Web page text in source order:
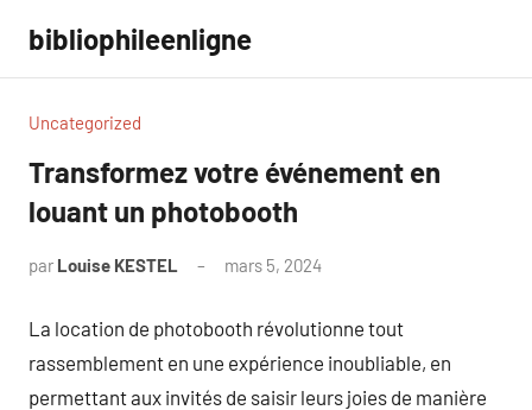
contenu
bibliophileenligne
Uncategorized
Transformez votre événement en
louant un photobooth
par Louise KESTEL mars 5, 2024
La location de photobooth révolutionne tout
rassemblement en une expérience inoubliable, en
permettant aux invités de saisir leurs joies de manière